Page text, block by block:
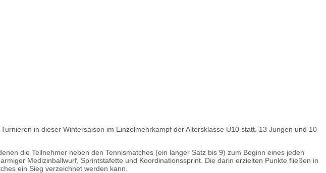
in dieser Wintersaison im Einzelmehrkampf der Altersklasse U10 statt. 13 Jungen und 10
die Teilnehmer neben den Tennismatches (ein langer Satz bis 9) zum Beginn eines jeden
Medizinballwurf, Sprintstafette und Koordinationssprint. Die darin erzielten Punkte fließen in
ein Sieg verzeichnet werden kann.